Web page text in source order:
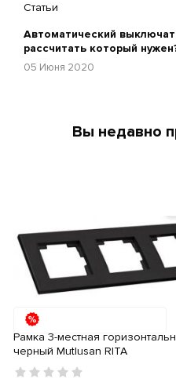
Статьи
Автоматический
рассчитать который
05 Июня 2020
Вы недавно
Рамка 3-местная
черный Mutlusan RITA